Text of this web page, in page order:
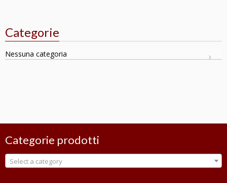
Categorie
Nessuna categoria
Categorie prodotti
Select a category